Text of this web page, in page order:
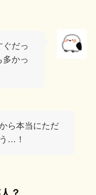
ぐだっ
多かっ
ら本当にただ
…！